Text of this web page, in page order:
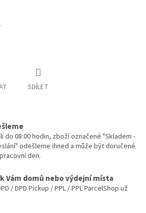
SDÍLET
do 08:00 hodin, zboží označené "Skladem -
odešleme ihned a může být doručené
den.
Vám domů nebo výdejní místa
/ DPD Pickup / PPL / PPL ParcelShop už